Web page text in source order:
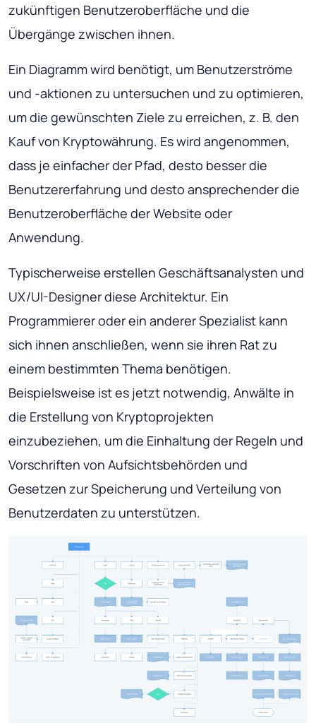
zukünftigen Benutzeroberfläche und die
Übergänge zwischen ihnen.
Ein Diagramm wird benötigt, um Benutzerströme
und -aktionen zu untersuchen und zu optimieren,
um die gewünschten Ziele zu erreichen, z. B. den
Kauf von Kryptowährung. Es wird angenommen,
dass je einfacher der Pfad, desto besser die
Benutzererfahrung und desto ansprechender die
Benutzeroberfläche der Website oder
Anwendung.
Typischerweise erstellen Geschäftsanalysten und
UX/UI-Designer diese Architektur. Ein
Programmierer oder ein anderer Spezialist kann
sich ihnen anschließen, wenn sie ihren Rat zu
einem bestimmten Thema benötigen.
Beispielsweise ist es jetzt notwendig, Anwälte in
die Erstellung von Kryptoprojekten
einzubeziehen, um die Einhaltung der Regeln und
Vorschriften von Aufsichtsbehörden und
Gesetzen zur Speicherung und Verteilung von
Benutzerdaten zu unterstützen.